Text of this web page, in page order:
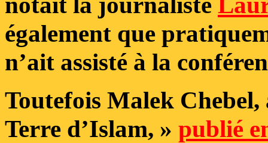
également que
n’ait assisté à la
Toutefois Malek Chebel,
Terre d’Islam, » publié